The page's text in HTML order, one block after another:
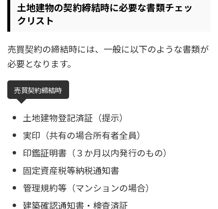
土地建物の契約締結時に必要な書類チェッ
クリスト
売買契約の締結時には、一般に以下のような書類が
必要となります。
売買契約締結時
土地建物登記済証（提示）
実印（共有の場合所有者全員）
印鑑証明書（３か月以内発行のもの）
固定資産税等納税通知書
管理規約等（マンションの場合）
建築確認通知書・検査済証